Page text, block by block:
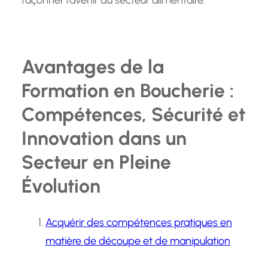
Avantages de la
Formation en Boucherie :
Compétences, Sécurité et
Innovation dans un
Secteur en Pleine
Évolution
Acquérir des compétences pratiques en
matière de découpe et de manipulation